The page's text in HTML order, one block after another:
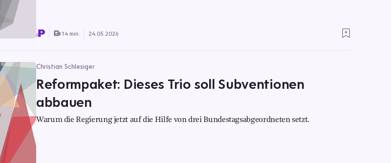
14 min. 24.05.2026
Christian Schlesiger
Reformpaket: Dieses Trio soll Subventionen
abbauen
Warum die Regierung jetzt auf die Hilfe von drei Bundestagsabgeordneten setzt.